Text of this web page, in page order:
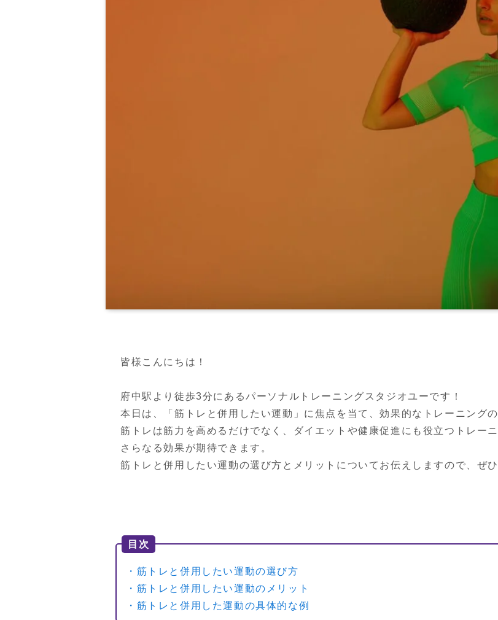
皆様こんにちは！
府中駅より徒歩3分にあるパーソナルトレーニングスタジオユーです！
本日は、「筋トレと併用したい運動」に焦点を当て、効果的なトレーニング
筋トレは筋力を高めるだけでなく、ダイエットや健康促進にも役立つトレー
さらなる効果が期待できます。
筋トレと併用したい運動の選び方とメリットについてお伝えしますので、ぜ
目次
・筋トレと併用したい運動の選び方
・筋トレと併用したい運動のメリット
・筋トレと併用した運動の具体的な例